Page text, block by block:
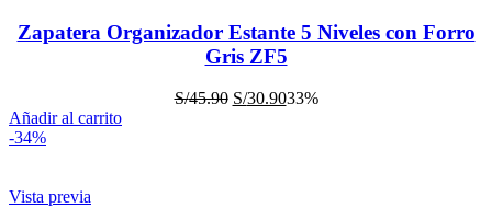
Zapatera Organizador Estante 5 Niveles con Forro
Gris ZF5
S/45.90 S/30.9033%
Añadir al carrito
-34%
Vista previa